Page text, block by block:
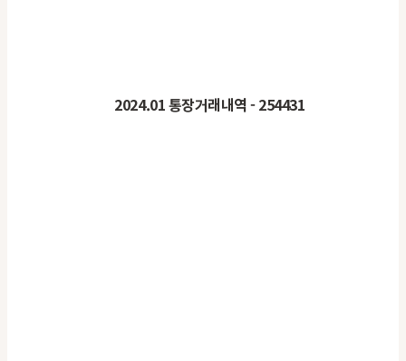
2024.01통장거래내역- 254431